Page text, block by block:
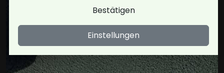
Bestätigen
Einstellungen